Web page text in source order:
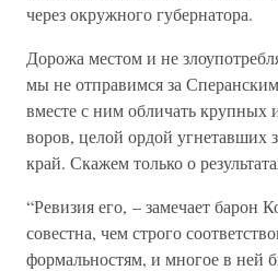
через окружного губернатора.
Дорожа местом и не
мы не отправимся за
вместе с ним обличать крупных
воров, целой ордой угнетавших
край. Скажем только о
“Ревизия его, – замечает барон
совестна, чем строго
формальностям, и многое в ней